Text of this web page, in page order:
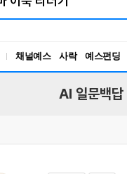
채널예스 사락 예스펀딩
AI 일문백답